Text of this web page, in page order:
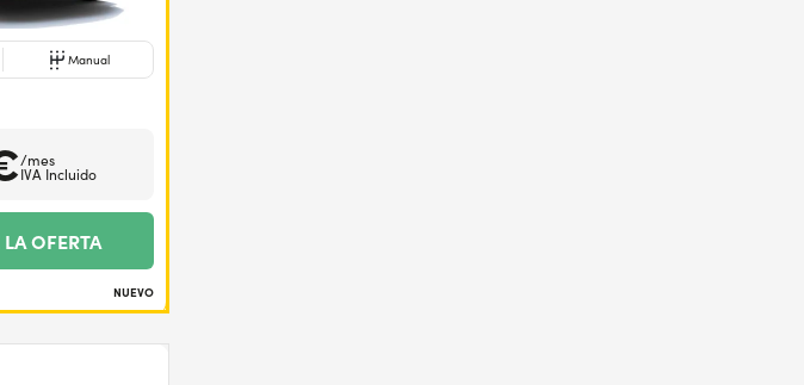
Manual
/mes
IVA Incluido
OFERTA
NUEVO